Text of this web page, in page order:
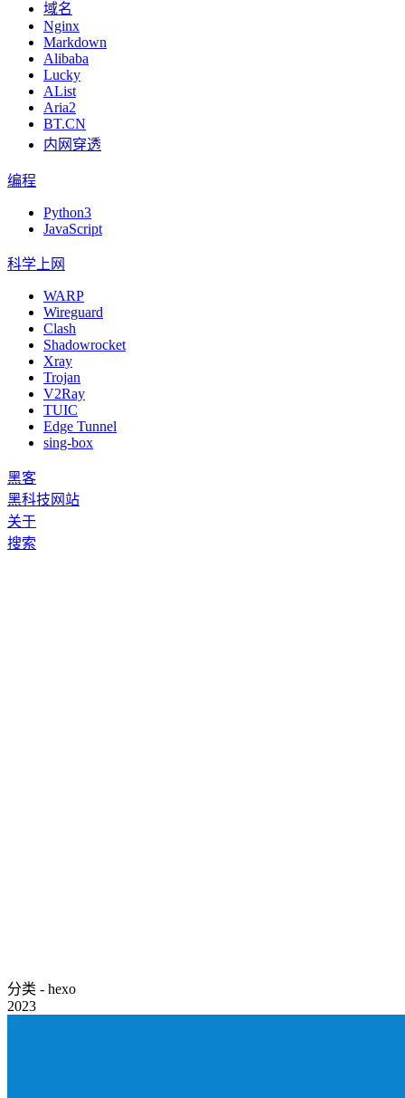
域名
Nginx
Markdown
Alibaba
Lucky
AList
Aria2
BT.CN
内网穿透
编程
Python3
JavaScript
科学上网
WARP
Wireguard
Clash
Shadowrocket
Xray
Trojan
V2Ray
TUIC
Edge Tunnel
sing-box
黑客
黑科技网站
关于
搜索
分类 - hexo
2023